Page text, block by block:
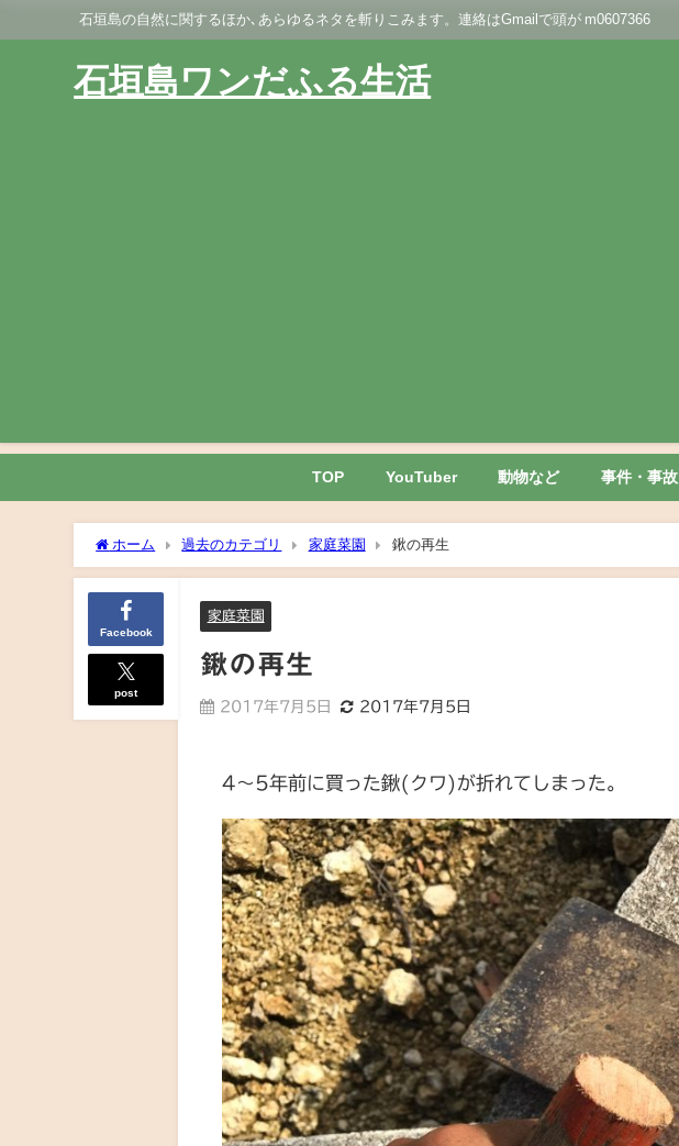
石垣島の自然に関するほか､あらゆるネタを斬りこみます。連絡はGmailで頭が m0607366
石垣島ワンだふる生活
TOP YouTuber 動物など 事件・事故
ホーム 過去のカテゴリ 家庭菜園 鍬の再生
Facebook
post
家庭菜園
鍬の再生
2017年7月5日 2017年7月5日
4〜5年前に買った鍬(クワ)が折れてしまった。